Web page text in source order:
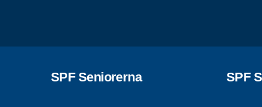
SPF Seniorerna SPF